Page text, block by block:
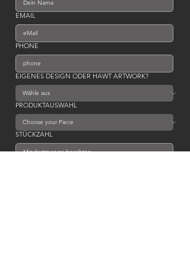
EMAIL
PHONE
EIGENES DESIGN ODER HAWT ARTWORK?
PRODUKTAUSWAHL
STÜCKZAHL